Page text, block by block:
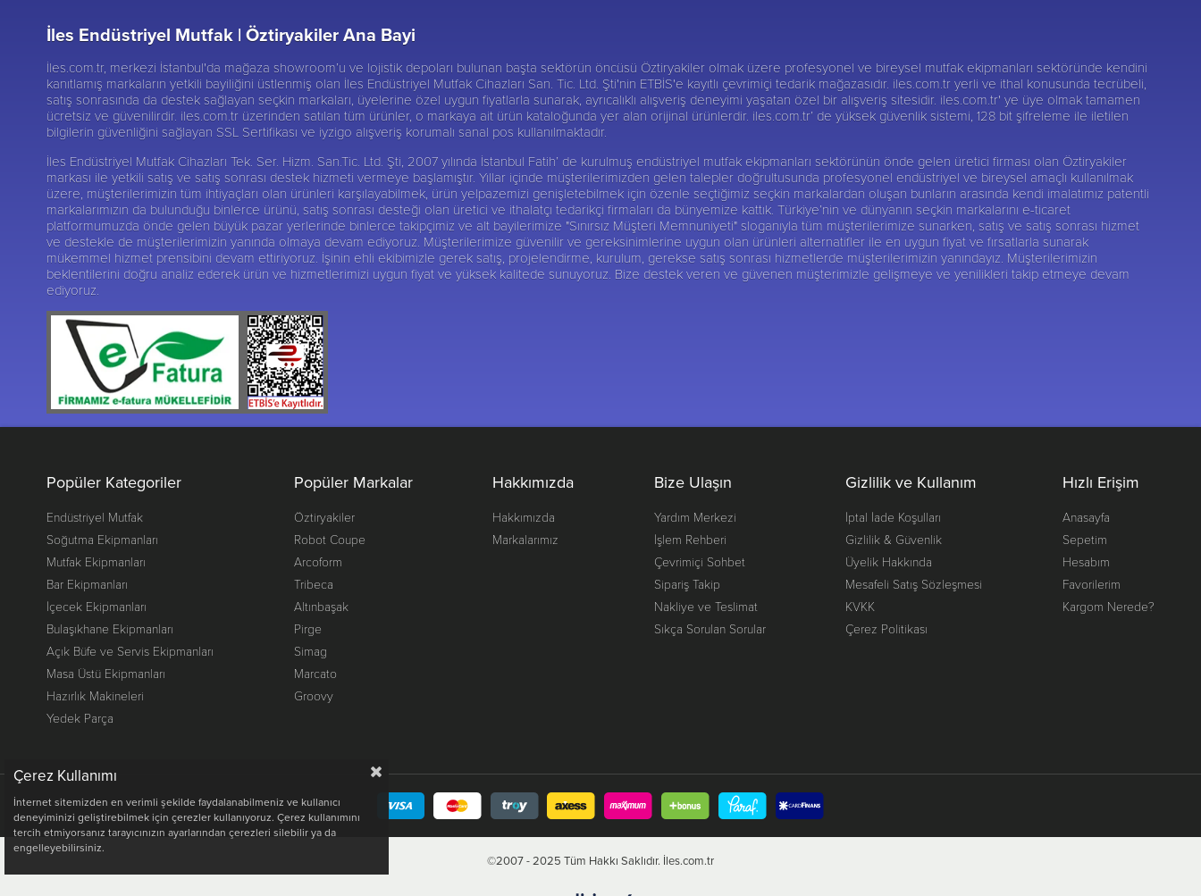
İles Endüstriyel Mutfak | Öztiryakiler Ana Bayi
İles.com.tr, merkezi İstanbul'da mağaza showroom’u ve lojistik depoları bulunan başta sektörün öncüsü Öztiryakiler olmak üzere profesyonel ve bireysel mutfak ekipmanları sektöründe kendini
kanıtlamış markaların yetkili bayiliğini üstlenmiş olan İles Endüstriyel Mutfak Cihazları San. Tic. Ltd. Şti'nin ETBİS'e kayıtlı çevrimiçi tedarik mağazasıdır. iles.com.tr yerli ve ithal konusunda tecrübeli,
satış sonrasında da destek sağlayan seçkin markaları, üyelerine özel uygun fiyatlarla sunarak, ayrıcalıklı alışveriş deneyimi yaşatan özel bir alışveriş sitesidir. iles.com.tr' ye üye olmak tamamen
ücretsiz ve güvenilirdir. iles.com.tr üzerinden satılan tüm ürünler, o markaya ait ürün kataloğunda yer alan orijinal ürünlerdir. iles.com.tr’ de yüksek güvenlik sistemi, 128 bit şifreleme ile iletilen
bilgilerin güvenliğini sağlayan SSL Sertifikası ve iyzigo alışveriş korumalı sanal pos kullanılmaktadır.
İles Endüstriyel Mutfak Cihazları Tek. Ser. Hizm. San.Tic. Ltd. Şti, 2007 yılında İstanbul Fatih’ de kurulmuş endüstriyel mutfak ekipmanları sektörünün önde gelen üretici firması olan Öztiryakiler
markası ile yetkili satış ve satış sonrası destek hizmeti vermeye başlamıştır. Yıllar içinde müşterilerimizden gelen talepler doğrultusunda profesyonel endüstriyel ve bireysel amaçlı kullanılmak
üzere, müşterilerimizin tüm ihtiyaçları olan ürünleri karşılayabilmek, ürün yelpazemizi genişletebilmek için özenle seçtiğimiz seçkin markalardan oluşan bunların arasında kendi imalatımız patentli
markalarımızın da bulunduğu binlerce ürünü, satış sonrası desteği olan üretici ve ithalatçı tedarikçi firmaları da bünyemize kattık. Türkiye’nin ve dünyanın seçkin markalarını e-ticaret
platformumuzda önde gelen büyük pazar yerlerinde binlerce takipçimiz ve alt bayilerimize "Sınırsız Müşteri Memnuniyeti" sloganıyla tüm müşterilerimize sunarken, satış ve satış sonrası hizmet
ve destekle de müşterilerimizin yanında olmaya devam ediyoruz. Müşterilerimize güvenilir ve gereksinimlerine uygun olan ürünleri alternatifler ile en uygun fiyat ve fırsatlarla sunarak
mükemmel hizmet prensibini devam ettiriyoruz. İşinin ehli ekibimizle gerek satış, projelendirme, kurulum, gerekse satış sonrası hizmetlerde müşterilerimizin yanındayız. Müşterilerimizin
beklentilerini doğru analiz ederek ürün ve hizmetlerimizi uygun fiyat ve yüksek kalitede sunuyoruz. Bize destek veren ve güvenen müşterimizle gelişmeye ve yenilikleri takip etmeye devam
ediyoruz.
Popüler Kategoriler
Endüstriyel Mutfak
Soğutma Ekipmanları
Mutfak Ekipmanları
Bar Ekipmanları
İçecek Ekipmanları
Bulaşıkhane Ekipmanları
Açık Büfe ve Servis Ekipmanları
Masa Üstü Ekipmanları
Hazırlık Makineleri
Yedek Parça
Popüler Markalar
Öztiryakiler
Robot Coupe
Arcoform
Tribeca
Altınbaşak
Pirge
Simag
Marcato
Groovy
Hakkımızda
Hakkımızda
Markalarımız
Bize Ulaşın
Yardım Merkezi
İşlem Rehberi
Çevrimiçi Sohbet
Sipariş Takip
Nakliye ve Teslimat
Sıkça Sorulan Sorular
Gizlilik ve Kullanım
İptal İade Koşulları
Gizlilik & Güvenlik
Üyelik Hakkında
Mesafeli Satış Sözleşmesi
KVKK
Çerez Politikası
Hızlı Erişim
Anasayfa
Sepetim
Hesabım
Favorilerim
Kargom Nerede?
©2007 - 2025 Tüm Hakkı Saklıdır. İles.com.tr
Çerez Kullanımı
İnternet sitemizden en verimli şekilde faydalanabilmeniz ve kullanıcı
deneyiminizi geliştirebilmek için çerezler kullanıyoruz. Çerez kullanımını
tercih etmiyorsanız tarayıcınızın ayarlarından çerezleri silebilir ya da
engelleyebilirsiniz.